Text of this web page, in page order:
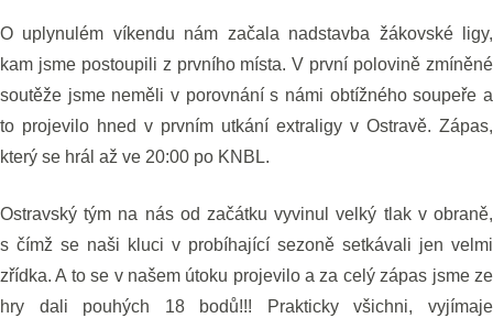
O uplynulém víkendu nám začala nadstavba žákovské ligy,
kam jsme postoupili z prvního místa. V první polovině zmíněné
soutěže jsme neměli v porovnání s námi obtížného soupeře a
to projevilo hned v prvním utkání extraligy v Ostravě. Zápas,
který se hrál až ve 20:00 po KNBL.
Ostravský tým na nás od začátku vyvinul velký tlak v obraně,
s čímž se naši kluci v probíhající sezoně setkávali jen velmi
zřídka. A to se v našem útoku projevilo a za celý zápas jsme ze
hry dali pouhých 18 bodů!!! Prakticky všichni, vyjímaje